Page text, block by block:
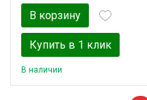
В корзину
Купить в 1 клик
В наличии